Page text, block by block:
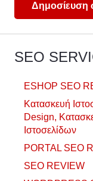
Δημοσίευση
SEO
ESHOP SEO
Κατασκευή
Design,
Ιστοσελίδων
PORTAL SEO
SEO REVIEW